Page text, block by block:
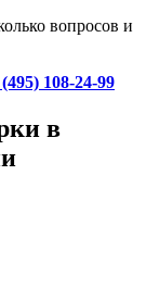
вопросов и
108-24-99
в